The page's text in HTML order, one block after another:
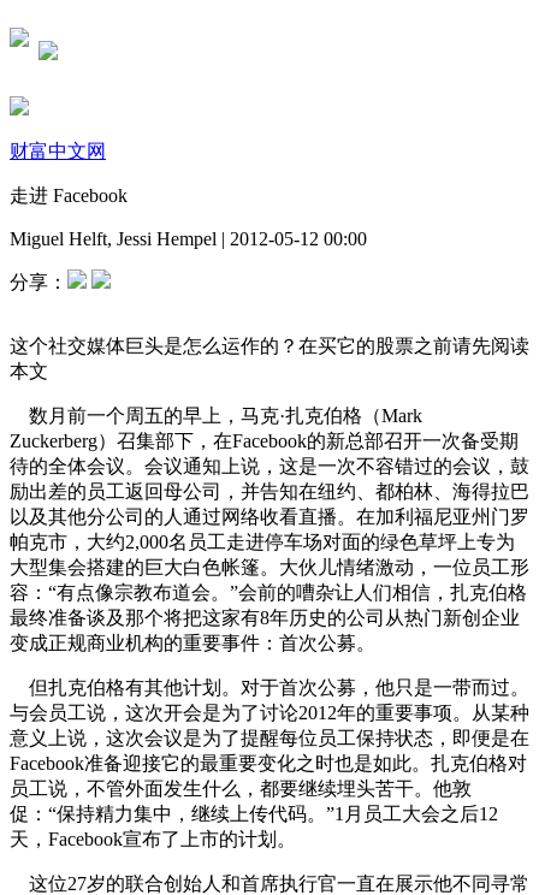
财富中文网
走进 Facebook
Miguel Helft, Jessi Hempel | 2012-05-12 00:00
分享：
这个社交媒体巨头是怎么运作的？在买它的股票之前请先阅读
本文
数月前一个周五的早上，马克·扎克伯格（Mark
Zuckerberg）召集部下，在Facebook的新总部召开一次备受期
待的全体会议。会议通知上说，这是一次不容错过的会议，鼓
励出差的员工返回母公司，并告知在纽约、都柏林、海得拉巴
以及其他分公司的人通过网络收看直播。在加利福尼亚州门罗
帕克市，大约2,000名员工走进停车场对面的绿色草坪上专为
大型集会搭建的巨大白色帐篷。大伙儿情绪激动，一位员工形
容：“有点像宗教布道会。”会前的嘈杂让人们相信，扎克伯格
最终准备谈及那个将把这家有8年历史的公司从热门新创企业
变成正规商业机构的重要事件：首次公募。
但扎克伯格有其他计划。对于首次公募，他只是一带而过。
与会员工说，这次开会是为了讨论2012年的重要事项。从某种
意义上说，这次会议是为了提醒每位员工保持状态，即便是在
Facebook准备迎接它的最重要变化之时也是如此。扎克伯格对
员工说，不管外面发生什么，都要继续埋头苦干。他敦
促：“保持精力集中，继续上传代码。”1月员工大会之后12
天，Facebook宣布了上市的计划。
这位27岁的联合创始人和首席执行官一直在展示他不同寻常